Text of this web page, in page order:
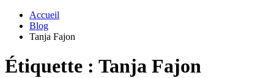
Accueil
Blog
Tanja Fajon
Étiquette : Tanja Fajon